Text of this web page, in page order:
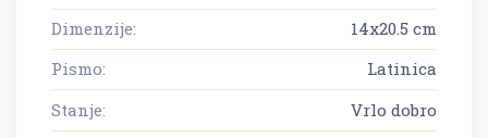
Dimenzije:
14x20.5 cm
Pismo:
Latinica
Stanje:
Vrlo dobro